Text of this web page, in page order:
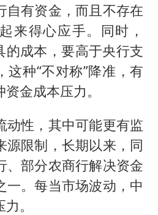
自有资金，而且不存在
来得心应手。同时，
的成本，要高于央行支
这种“不对称”降准，有
金成本压力。
动性，其中可能更有监
源限制，长期以来，同
、部分农商行解决资金
一。每当市场波动，中
。